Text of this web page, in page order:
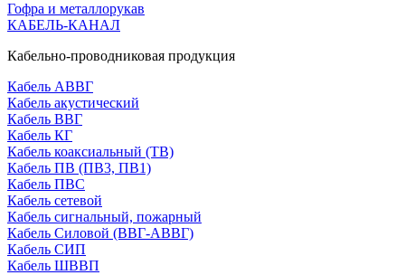
Гофра и металлорукав
КАБЕЛЬ-КАНАЛ
Кабельно-проводниковая продукция
Кабель АВВГ
Кабель акустический
Кабель ВВГ
Кабель КГ
Кабель коаксиальный (ТВ)
Кабель ПВ (ПВ3, ПВ1)
Кабель ПВС
Кабель сетевой
Кабель сигнальный, пожарный
Кабель Силовой (ВВГ-АВВГ)
Кабель СИП
Кабель ШВВП